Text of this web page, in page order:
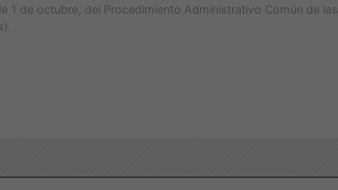
1 de octubre, del Procedimiento Administrativo Común de las